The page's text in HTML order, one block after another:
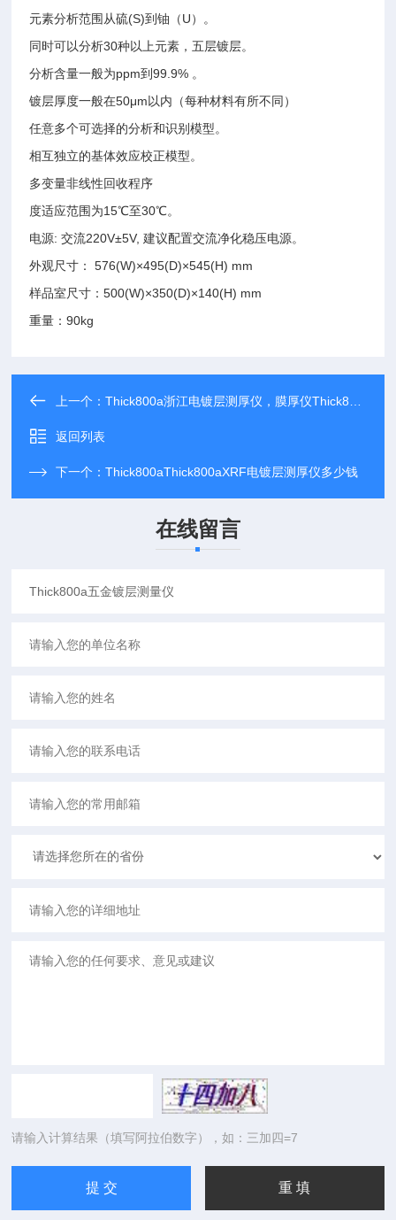
元素分析范围从硫(S)到铀（U）。
同时可以分析30种以上元素，五层镀层。
分析含量一般为ppm到99.9% 。
镀层厚度一般在50μm以内（每种材料有所不同）
任意多个可选择的分析和识别模型。
相互独立的基体效应校正模型。
多变量非线性回收程序
度适应范围为15℃至30℃。
电源: 交流220V±5V, 建议配置交流净化稳压电源。
外观尺寸： 576(W)×495(D)×545(H) mm
样品室尺寸：500(W)×350(D)×140(H) mm
重量：90kg
上一个：Thick800a浙江电镀层测厚仪，膜厚仪Thick800a
返回列表
下一个：Thick800aThick800aXRF电镀层测厚仪多少钱
在线留言
请输入计算结果（填写阿拉伯数字），如：三加四=7